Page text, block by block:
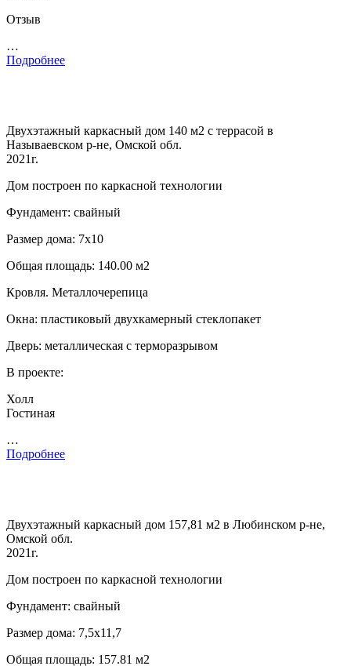
Отзыв
…
Подробнее
Двухэтажный каркасный дом 140 м2 с террасой в
Называевском р-не, Омской обл.
2021г.
Дом построен по каркасной технологии
Фундамент: свайный
Размер дома: 7х10
Общая площадь: 140.00 м2
Кровля. Металлочерепица
Окна: пластиковый двухкамерный стеклопакет
Дверь: металлическая с терморазрывом
В проекте:
Холл
Гостиная
…
Подробнее
Двухэтажный каркасный дом 157,81 м2 в Любинском р-не,
Омской обл.
2021г.
Дом построен по каркасной технологии
Фундамент: свайный
Размер дома: 7,5х11,7
Общая площадь: 157.81 м2